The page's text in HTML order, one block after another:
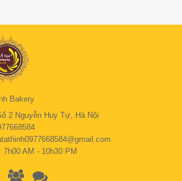
Bakery
2 Nguyễn Huy Tự, Hà Nội
7h00 AM - 10h30 PM